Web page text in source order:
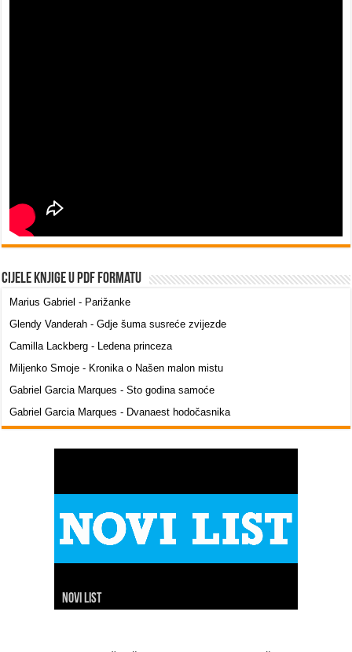
Cijele knjige u PDF formatu
Marius Gabriel - Parižanke
Glendy Vanderah - Gdje šuma susreće zvijezde
Camilla Lackberg - Ledena princeza
Miljenko Smoje - Kronika o Našen malon mistu
Gabriel Garcia Marques - Sto godina samoće
Gabriel Garcia Marques - Dvanaest hodočasnika
Novi list
Slobodna Dalmacija
Net.hr
Dalmacija danas
7 dnevno
24 sata
Index
Hina